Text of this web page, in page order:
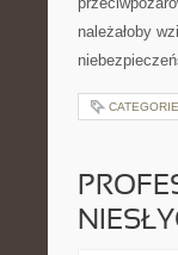
należałoby